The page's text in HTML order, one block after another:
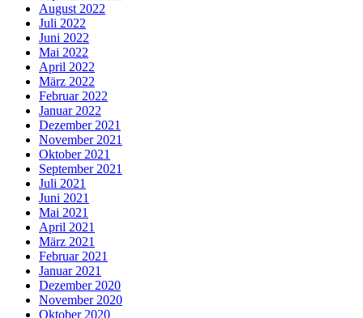
August 2022
Juli 2022
Juni 2022
Mai 2022
April 2022
März 2022
Februar 2022
Januar 2022
Dezember 2021
November 2021
Oktober 2021
September 2021
Juli 2021
Juni 2021
Mai 2021
April 2021
März 2021
Februar 2021
Januar 2021
Dezember 2020
November 2020
Oktober 2020